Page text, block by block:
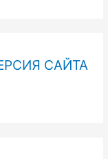
САЙТА